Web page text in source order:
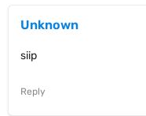
Unknown
siip
Reply